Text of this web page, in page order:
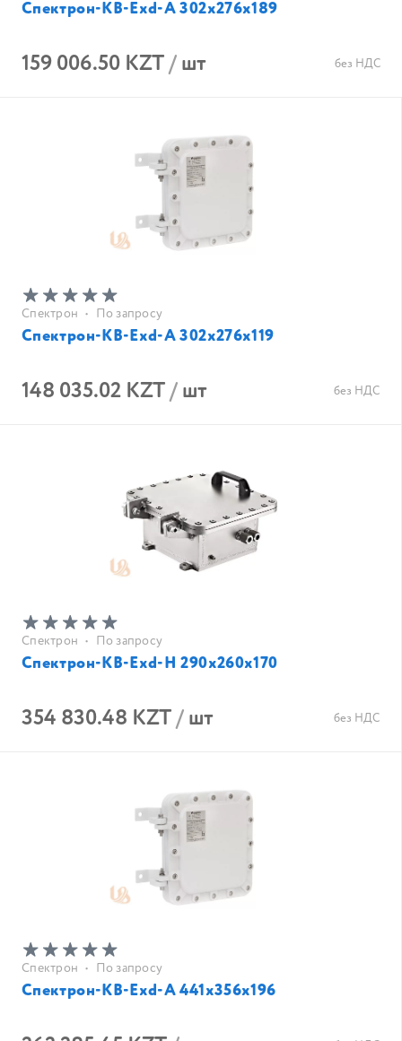
Спектрон-КВ-Exd-А 302х276х189
159 006.50 KZT/шт без НДС
Спектрон • По запросу
Спектрон-КВ-Exd-А 302х276х119
148 035.02 KZT/шт без НДС
Спектрон • По запросу
Спектрон-КВ-Exd-Н 290х260х170
354 830.48 KZT/шт без НДС
Спектрон • По запросу
Спектрон-КВ-Exd-А 441х356х196